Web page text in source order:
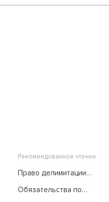
Рекомендованное чтение
Право делимитации
его развитии
Обязательства по